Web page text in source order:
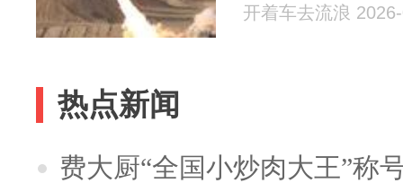
开着车去流浪
热点新闻
费大厨“全国小炒肉大王”称